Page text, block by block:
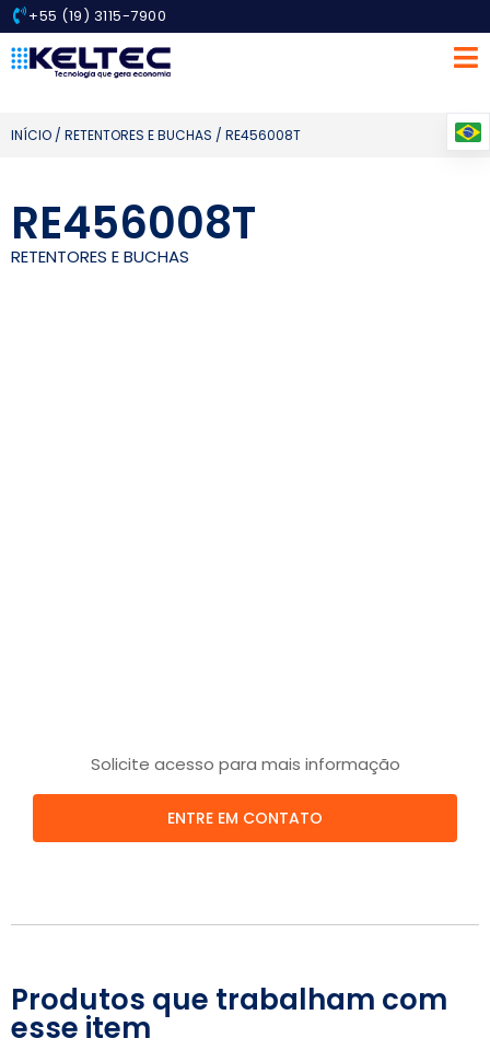
+55 (19) 3115-7900
INÍCIO / RETENTORES E BUCHAS / RE456008T
RE456008T
RETENTORES E BUCHAS
Solicite acesso para mais informação
ENTRE EM CONTATO
Produtos que trabalham com
esse item